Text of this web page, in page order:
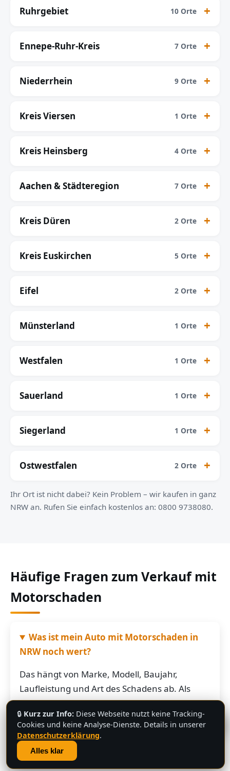
Ruhrgebiet 10 Orte
Ennepe-Ruhr-Kreis 7 Orte
Niederrhein 9 Orte
Kreis Viersen 1 Orte
Kreis Heinsberg 4 Orte
Aachen & Städteregion 7 Orte
Kreis Düren 2 Orte
Kreis Euskirchen 5 Orte
Eifel 2 Orte
Münsterland 1 Orte
Westfalen 1 Orte
Sauerland 1 Orte
Siegerland 1 Orte
Ostwestfalen 2 Orte
Ihr Ort ist nicht dabei? Kein Problem – wir kaufen in ganz
NRW an. Rufen Sie einfach kostenlos an: 0800 9738080.
Häufige Fragen zum Verkauf mit
Motorschaden
Was ist mein Auto mit Motorschaden in
NRW noch wert?
Das hängt von Marke, Modell, Baujahr,
Laufleistung und Art des Schadens ab. Als
grobe Richtung: Fahrzeuge mit Motorschaden
bringen je nach Restwert der Karosserie und
der Teile oft noch mehrere hundert bis
mehrere tausend Euro. Schicken Sie uns die
Fahrzeugdaten – Sie bekommen von uns eine
💬
🔒 Kurz zur Info: Diese Webseite nutzt keine Tracking-
Cookies und keine Analyse-Dienste. Details in unserer
Datenschutzerklärung.
Alles klar